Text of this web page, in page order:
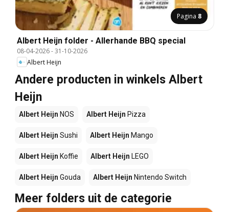
Pagina 8
Albert Heijn folder - Allerhande BBQ special
08-04-2026-31-10-2026
Albert Heijn
Andere producten in winkels Albert
Heijn
Albert Heijn NOS Albert Heijn Pizza
Albert Heijn Sushi Albert Heijn Mango
Albert Heijn Koffie Albert Heijn LEGO
Albert Heijn Gouda Albert Heijn Nintendo Switch
Meer folders uit de categorie